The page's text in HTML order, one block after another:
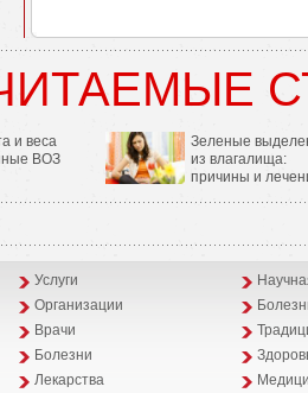
и веса
ВОЗ
Зеленые
из влагалища:
причины и
Услуги
Организации
Врачи
Болезни
Лекарства